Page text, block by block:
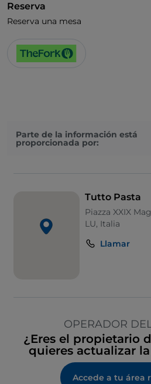
Reserva
Reserva una mesa
Parte de la información está
proporcionada por:
Tutto Pasta
Piazza XXIX
LU, Italia
Llamar
OPERADOR
¿Eres el propietario
quieres actualizar
Accede a tu área